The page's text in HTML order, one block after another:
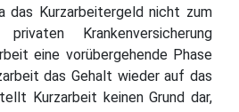
das Kurzarbeitergeld nicht zum
Krankenversicherung
eine vorübergehende Phase
das Gehalt wieder auf das
Kurzarbeit keinen Grund dar,